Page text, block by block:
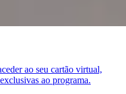
ao seu cartão virtual,
ao programa.